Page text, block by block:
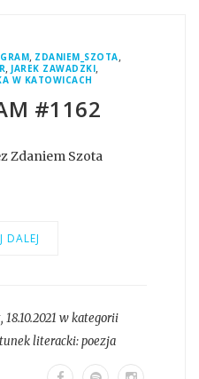
, ZDANIEM_SZOTA,
, JAREK ZAWADZKI,
W KATOWICACH
#1162
Zdaniem Szota
DALEJ
, 18.10.2021 w kategorii
literacki:poezja